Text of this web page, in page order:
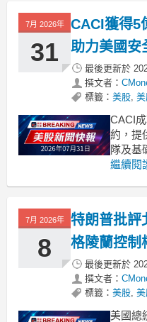
7月 2026年
31
CACI獲得5
助力美國安
最後更新於
撰文者：
標籤： 美股,
CACI
約，提
隊及基
gap:
繼續閱
7月 2026年
8
特朗普批評
格陵蘭控制
最後更新於
撰文者：
標籤： 美股,
美國總